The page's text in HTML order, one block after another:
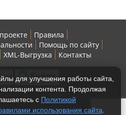
Правила
Помощь по сайту
XML-Выгрузка Контакты
для улучшения работы сайта,
контента. Продолжая
с Политикой
использования сайта